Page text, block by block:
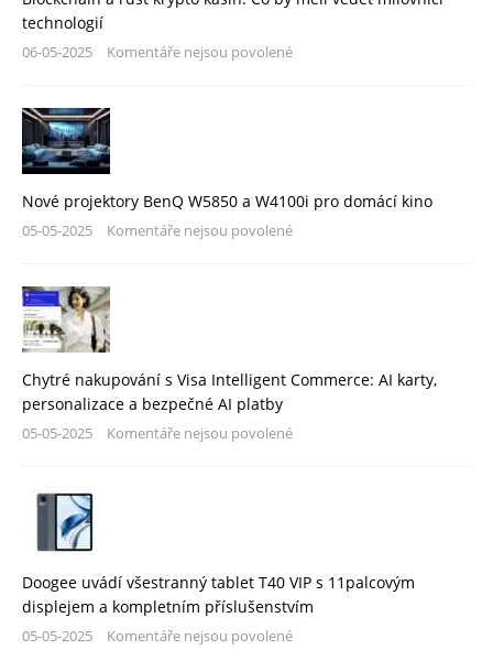
technologií
06-05-2025 Komentáře nejsou povolené
Nové projektory BenQ W5850 a W4100i pro domácí kino
05-05-2025 Komentáře nejsou povolené
Chytré nakupování s Visa Intelligent Commerce: AI karty,
personalizace a bezpečné AI platby
05-05-2025 Komentáře nejsou povolené
Doogee uvádí všestranný tablet T40 VIP s 11palcovým
displejem a kompletním příslušenstvím
05-05-2025 Komentáře nejsou povolené